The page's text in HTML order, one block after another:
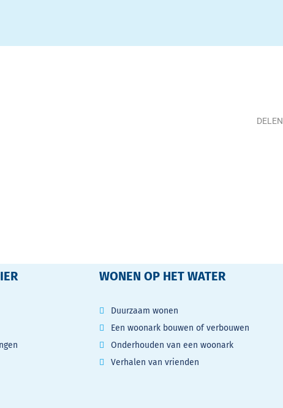
DELEN
WONEN OP HET WATER
Duurzaam wonen
Een woonark bouwen of verbouwen
Onderhouden van een woonark
Verhalen van vrienden